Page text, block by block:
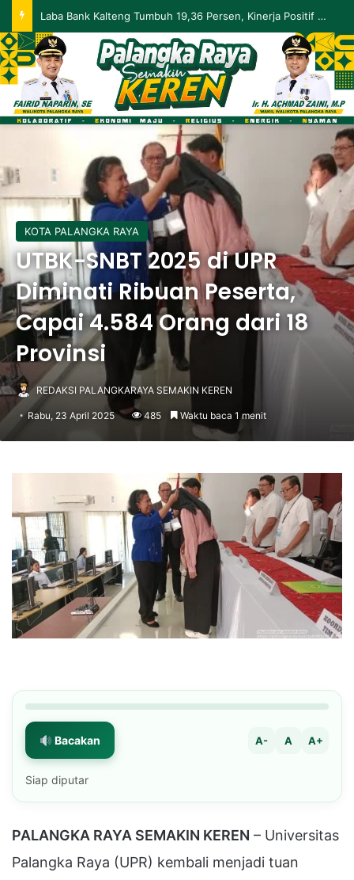
Palangka Raya Perluas Digitalisasi Perlindungan Sosial, Perkuat Akurasi Data dan Penyaluran Bansos
KOTA PALANGKA RAYA
UTBK-SNBT 2025 di UPR
Diminati Ribuan Peserta,
Capai 4.584 Orang dari 18
Provinsi
REDAKSI PALANGKARAYA SEMAKIN KEREN
Rabu, 23 April 2025 485 Waktu baca 1 menit
Bacakan A- A A+
Siap diputar
PALANGKA RAYA SEMAKIN KEREN – Universitas
Palangka Raya (UPR) kembali menjadi tuan